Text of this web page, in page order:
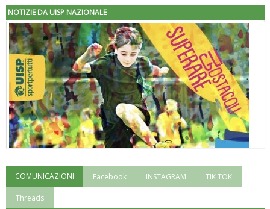
NOTIZIE DA UISP NAZIONALE
"Superare gli ostacoli": la relazione di Tiziano Pesce al CN Uisp
COMUNICAZIONI Facebook INSTAGRAM TIK TOK
Threads